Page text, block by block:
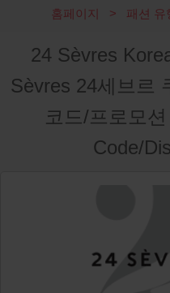
홈페이지 패션 유
24 Sèvres
Sèvres 24세브르
코드/프로모
Code/